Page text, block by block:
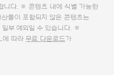
니다. ※ 콘텐츠 내에 식별 가능한
물이 포함되지 않은 콘텐츠는
부 예외일 수 있습니다. ※
에 따라 무료 다운로드가